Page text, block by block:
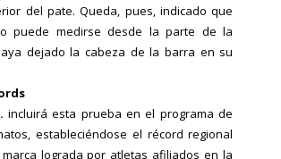
del pate. Queda, pues, indicado que
puede medirse desde la parte de la
dejado la cabeza de la barra en su
incluirá esta prueba en el programa de
estableciéndose el récord regional
lograda por atletas afiliados en la